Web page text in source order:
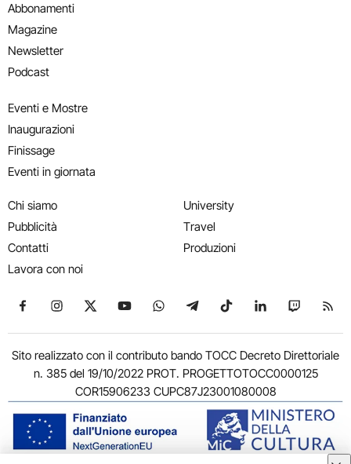
Abbonamenti
Magazine
Newsletter
Podcast
Eventi e Mostre
Inaugurazioni
Finissage
Eventi in giornata
Chi siamo
Pubblicità
Contatti
Lavora con noi
University
Travel
Produzioni
Seguici su Facebook
Seguici su Instagram
Seguici su X
Seguici su YouTube
Seguici su WhatsApp
Seguici su Telegram
Seguici su TikTok
Seguici su
Seguici
Sito realizzato con il contributo bando TOCC Decreto Direttoriale
n. 385 del 19/10/2022 PROT. PROGETTOTOCC0000125
COR15906233 CUPC87J23001080008